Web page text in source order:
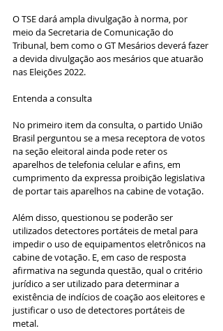
O TSE dará ampla divulgação à norma, por
meio da Secretaria de Comunicação do
Tribunal, bem como o GT Mesários deverá fazer
a devida divulgação aos mesários que atuarão
nas Eleições 2022.
Entenda a consulta
No primeiro item da consulta, o partido União
Brasil perguntou se a mesa receptora de votos
na seção eleitoral ainda pode reter os
aparelhos de telefonia celular e afins, em
cumprimento da expressa proibição legislativa
de portar tais aparelhos na cabine de votação.
Além disso, questionou se poderão ser
utilizados detectores portáteis de metal para
impedir o uso de equipamentos eletrônicos na
cabine de votação. E, em caso de resposta
afirmativa na segunda questão, qual o critério
jurídico a ser utilizado para determinar a
existência de indícios de coação aos eleitores e
justificar o uso de detectores portáteis de
metal.